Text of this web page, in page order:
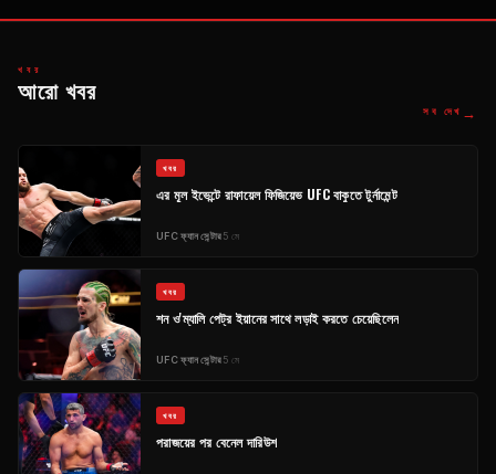
খবর
আরো খবর
সব দেখ →
খবর
এর মূল ইভেন্টে রাফায়েল ফিজিয়েভ UFCবাকুতে টুর্নামেন্ট
UFCফ্যান সেন্টার5 মে
খবর
শন ও'ম্যালি পেট্র ইয়ানের সাথে লড়াই করতে চেয়েছিলেন
UFCফ্যান সেন্টার5 মে
খবর
পরাজয়ের পর বেনেল দারিউশ